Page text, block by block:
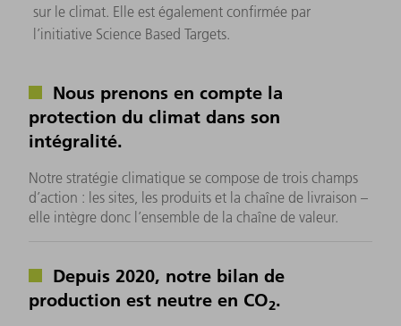
sur le climat. Elle est également confirmée par
l’initiative Science Based Targets.
Nous prenons en compte la
protection du climat dans son
intégralité.
Notre stratégie climatique se compose de trois champs
d’action : les sites, les produits et la chaîne de livraison –
elle intègre donc l’ensemble de la chaîne de valeur.
Depuis 2020, notre bilan de
production est neutre en CO2.